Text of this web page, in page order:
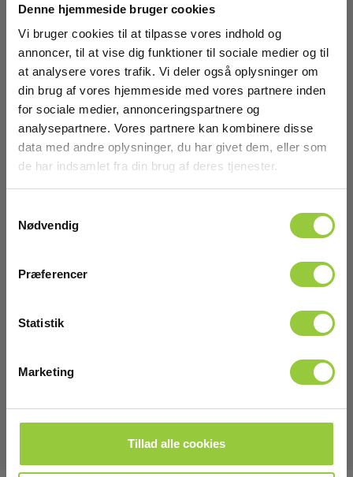
Denne hjemmeside bruger cookies
Vi bruger cookies til at tilpasse vores indhold og
annoncer, til at vise dig funktioner til sociale medier og til
at analysere vores trafik. Vi deler også oplysninger om
din brug af vores hjemmeside med vores partnere inden
for sociale medier, annonceringspartnere og
analysepartnere. Vores partnere kan kombinere disse
data med andre oplysninger, du har givet dem, eller som
de har indsamlet fra din brug af deres tjenester.
Nødvendig
Præferencer
Statistik
Marketing
Tillad alle cookies
Tekniske Data:
Standarder og normer
Instrumentegenskaber:
IEC/EN 60529,IEC/EN 61010-2-030
IEC 61010-1 målekategori:
Netspænding:
Download
Manualer